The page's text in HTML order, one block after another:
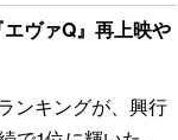
ヴァQ』再上映や
ンキングが、興行